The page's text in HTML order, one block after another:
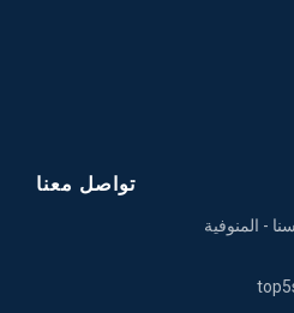
تواصل معنا
- المنوفية